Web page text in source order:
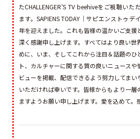
たCHALLENGER’S TV beehiveをご視聴い
ます。SAPIENS TODAY｜サピエンストゥ
年を迎えました。これも皆様の温かいご支援
深く感謝申し上げます。すべてはより良い世
めに、いま、そしてこれから注目＆話題のひ
ト、カルチャーに関する質の良いニュース
ビューを掲載、配信できるよう努力してま
いただければ幸いです。皆様からもより一層
ますようお願い申し上げます。愛を込めて